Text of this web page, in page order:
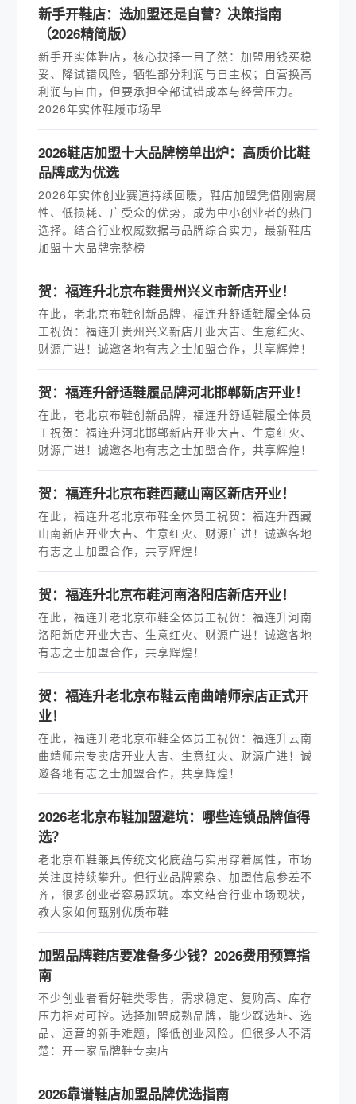
新手开鞋店：选加盟还是自营？决策指南
（2026精简版）
新手开实体鞋店，核心抉择一目了然：加盟用钱买稳
妥、降试错风险，牺牲部分利润与自主权；自营换高
利润与自由，但要承担全部试错成本与经营压力。
2026年实体鞋履市场早
2026鞋店加盟十大品牌榜单出炉：高质价比鞋
品牌成为优选
2026年实体创业赛道持续回暖，鞋店加盟凭借刚需属
性、低损耗、广受众的优势，成为中小创业者的热门
选择。结合行业权威数据与品牌综合实力，最新鞋店
加盟十大品牌完整榜
贺：福连升北京布鞋贵州兴义市新店开业！
在此，老北京布鞋创新品牌，福连升舒适鞋履全体员
工祝贺：福连升贵州兴义新店开业大吉、生意红火、
财源广进！诚邀各地有志之士加盟合作，共享辉煌！
贺：福连升舒适鞋履品牌河北邯郸新店开业！
在此，老北京布鞋创新品牌，福连升舒适鞋履全体员
工祝贺：福连升河北邯郸新店开业大吉、生意红火、
财源广进！诚邀各地有志之士加盟合作，共享辉煌！
贺：福连升北京布鞋西藏山南区新店开业！
在此，福连升老北京布鞋全体员工祝贺：福连升西藏
山南新店开业大吉、生意红火、财源广进！诚邀各地
有志之士加盟合作，共享辉煌！
贺：福连升北京布鞋河南洛阳店新店开业！
在此，福连升老北京布鞋全体员工祝贺：福连升河南
洛阳新店开业大吉、生意红火、财源广进！诚邀各地
有志之士加盟合作，共享辉煌！
贺：福连升老北京布鞋云南曲靖师宗店正式开
业！
在此，福连升老北京布鞋全体员工祝贺：福连升云南
曲靖师宗专卖店开业大吉、生意红火、财源广进！诚
邀各地有志之士加盟合作，共享辉煌！
2026老北京布鞋加盟避坑：哪些连锁品牌值得
选？
老北京布鞋兼具传统文化底蕴与实用穿着属性，市场
关注度持续攀升。但行业品牌繁杂、加盟信息参差不
齐，很多创业者容易踩坑。本文结合行业市场现状，
教大家如何甄别优质布鞋
加盟品牌鞋店要准备多少钱？2026费用预算指
南
不少创业者看好鞋类零售，需求稳定、复购高、库存
压力相对可控。选择加盟成熟品牌，能少踩选址、选
品、运营的新手难题，降低创业风险。但很多人不清
楚：开一家品牌鞋专卖店
2026靠谱鞋店加盟品牌优选指南